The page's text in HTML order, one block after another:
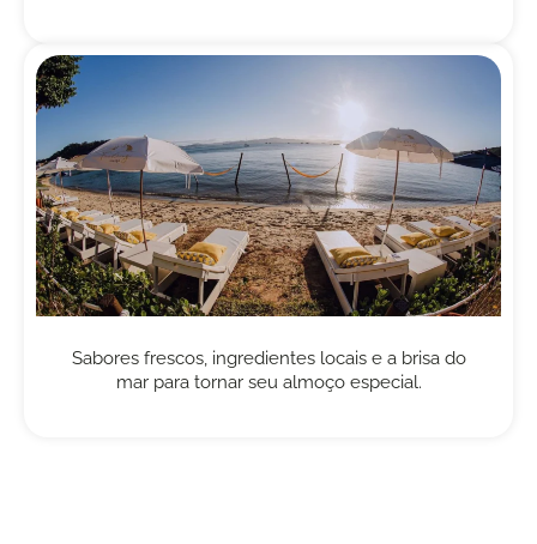
Sabores frescos, ingredientes locais e a brisa do
mar para tornar seu almoço especial.